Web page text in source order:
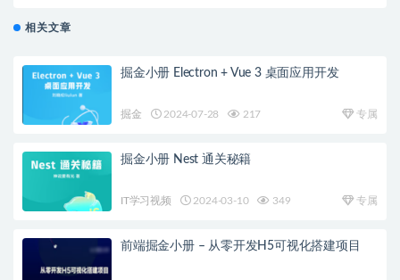
相关文章
掘金小册 Electron + Vue 3 桌面应用开发
掘金 2024-07-28 217 专属
掘金小册 Nest 通关秘籍
IT学习视频 2024-03-10 349 专属
前端掘金小册 – 从零开发H5可视化搭建项目